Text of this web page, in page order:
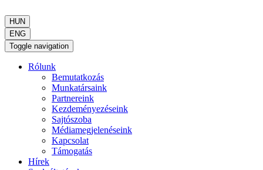
HUN
ENG
Toggle navigation
Rólunk
Bemutatkozás
Munkatársaink
Partnereink
Kezdeményezéseink
Sajtószoba
Médiamegjelenéseink
Kapcsolat
Támogatás
Hírek